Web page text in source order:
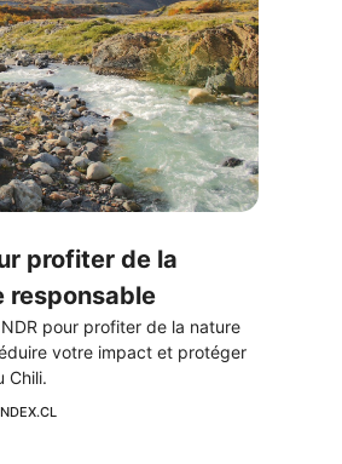
profiter de la
responsable
pour profiter de la nature
votre impact et protéger
Chili.